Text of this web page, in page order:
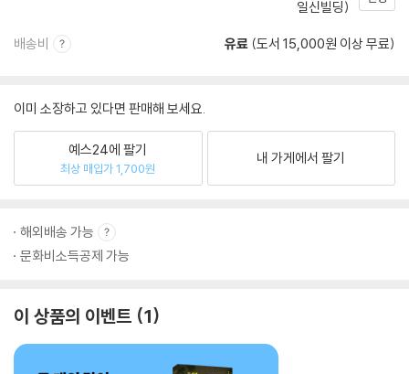
일신빌딩)
배송비 유료 (도서 15,000원 이상 무료)
이미 소장하고 있다면 판매해 보세요.
예스24에 팔기
최상 매입가 1,700원
내 가게에서 팔기
해외배송 가능
문화비소득공제 가능
이 상품의 이벤트 1